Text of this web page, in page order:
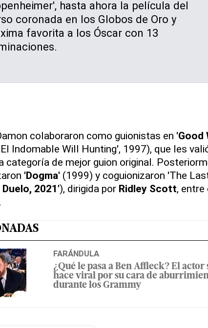
hasta ahora la película del
coronada en los Globos de Oro y
favorita a los Óscar con 13
colaboraron como guionistas en 'Good
Indomable Will Hunting', 1997), que les
categoría de mejor guion original.
'Dogma'(1999) y coguionizaron 'The
2021'), dirigida por Ridley Scott,
FARÁNDULA
¿Qué le pasa a Ben Affleck? El actor
hace viral por su cara de
durante los Grammy